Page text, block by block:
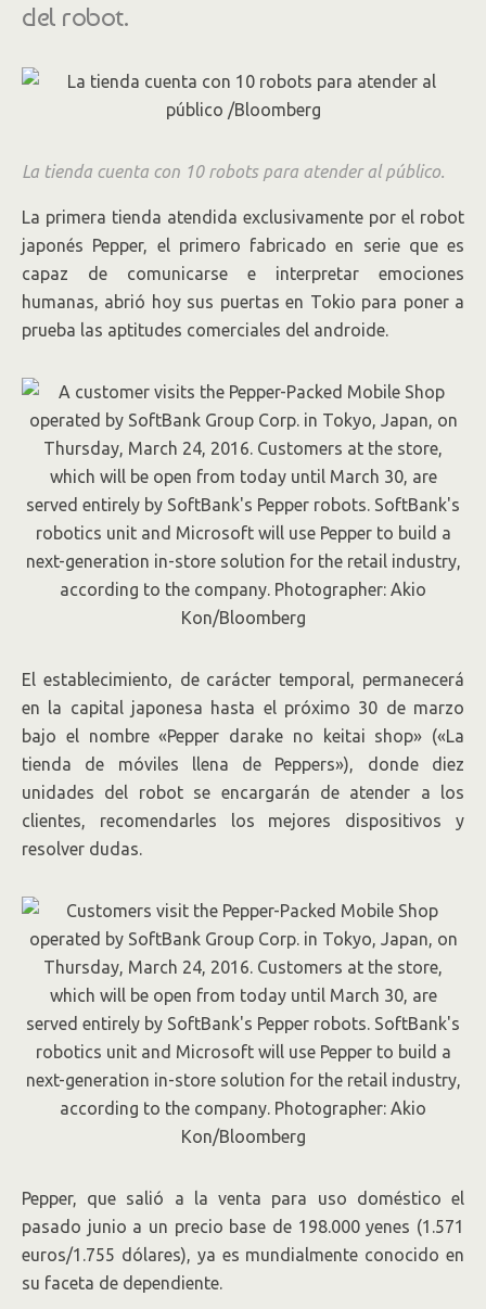
del robot.
La tienda cuenta con 10 robots para atender al público.
La primera tienda atendida exclusivamente por el robot
japonés Pepper, el primero fabricado en serie que es
capaz de comunicarse e interpretar emociones
humanas, abrió hoy sus puertas en Tokio para poner a
prueba las aptitudes comerciales del androide.
El establecimiento, de carácter temporal, permanecerá
en la capital japonesa hasta el próximo 30 de marzo
bajo el nombre «Pepper darake no keitai shop» («La
tienda de móviles llena de Peppers»), donde diez
unidades del robot se encargarán de atender a los
clientes, recomendarles los mejores dispositivos y
resolver dudas.
Pepper, que salió a la venta para uso doméstico el
pasado junio a un precio base de 198.000 yenes (1.571
euros/1.755 dólares), ya es mundialmente conocido en
su faceta de dependiente.